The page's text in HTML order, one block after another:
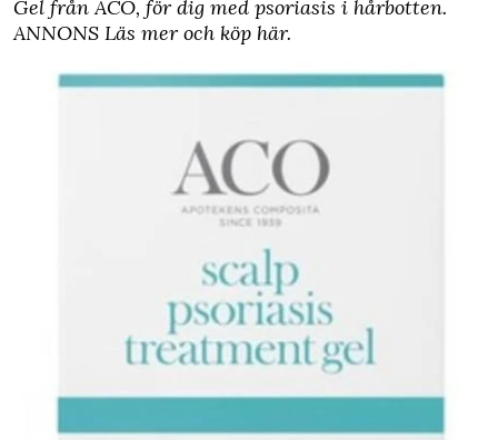
Gel från ACO, för dig med psoriasis i hårbotten.
ANNONS Läs mer och köp här.